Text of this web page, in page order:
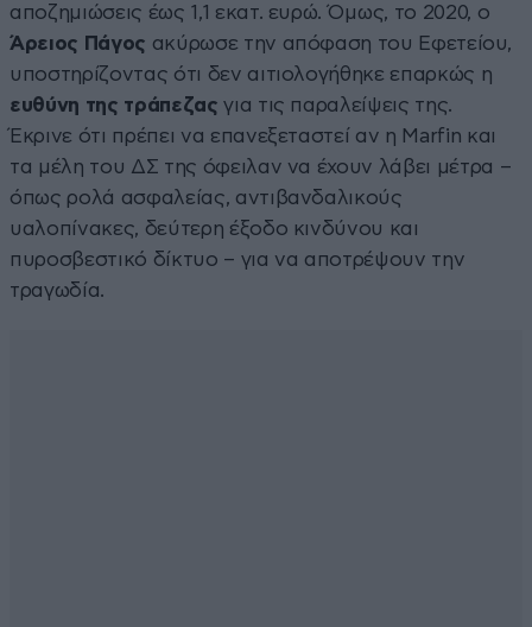
αποζημιώσεις έως 1,1 εκατ. ευρώ. Όμως, το 2020, ο
Άρειος Πάγος ακύρωσε την απόφαση του Εφετείου,
υποστηρίζοντας ότι δεν αιτιολογήθηκε επαρκώς η
ευθύνη της τράπεζας για τις παραλείψεις της.
Έκρινε ότι πρέπει να επανεξεταστεί αν η Marfin και
τα μέλη του ΔΣ της όφειλαν να έχουν λάβει μέτρα –
όπως ρολά ασφαλείας, αντιβανδαλικούς
υαλοπίνακες, δεύτερη έξοδο κινδύνου και
πυροσβεστικό δίκτυο – για να αποτρέψουν την
τραγωδία.